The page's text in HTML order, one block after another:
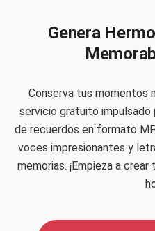
Genera
Conserva tus momentos
servicio gratuito impulsado
de recuerdos en formato
voces impresionantes y
memorias. ¡Empieza a